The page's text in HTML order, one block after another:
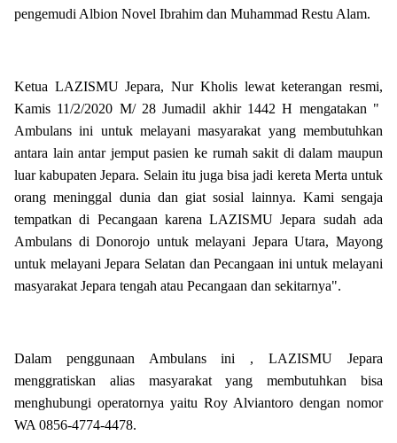
pengemudi Albion Novel Ibrahim dan Muhammad Restu Alam.
Ketua LAZISMU Jepara, Nur Kholis lewat keterangan resmi,
Kamis 11/2/2020 M/ 28 Jumadil akhir 1442 H mengatakan "
Ambulans ini untuk melayani masyarakat yang membutuhkan
antara lain antar jemput pasien ke rumah sakit di dalam maupun
luar kabupaten Jepara. Selain itu juga bisa jadi kereta Merta untuk
orang meninggal dunia dan giat sosial lainnya. Kami sengaja
tempatkan di Pecangaan karena LAZISMU Jepara sudah ada
Ambulans di Donorojo untuk melayani Jepara Utara, Mayong
untuk melayani Jepara Selatan dan Pecangaan ini untuk melayani
masyarakat Jepara tengah atau Pecangaan dan sekitarnya".
Dalam penggunaan Ambulans ini , LAZISMU Jepara
menggratiskan alias masyarakat yang membutuhkan bisa
menghubungi operatornya yaitu Roy Alviantoro dengan nomor
WA 0856-4774-4478.